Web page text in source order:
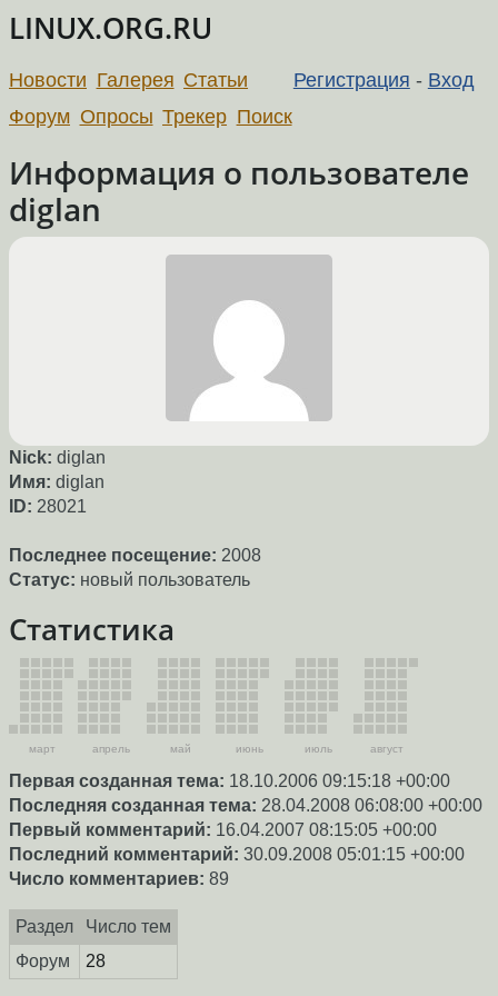
LINUX.ORG.RU
Регистрация - Вход
Новости Галерея Статьи
Форум Опросы Трекер Поиск
Информация о пользователе
diglan
Nick: diglan
Имя: diglan
ID: 28021
Последнее посещение: 2008
Статус: новый пользователь
Статистика
март апрель май июнь июль август
Первая созданная тема: 18.10.2006 09:15:18 +00:00
Последняя созданная тема: 28.04.2008 06:08:00 +00:00
Первый комментарий: 16.04.2007 08:15:05 +00:00
Последний комментарий: 30.09.2008 05:01:15 +00:00
Число комментариев: 89
Раздел
Число тем
Форум
28